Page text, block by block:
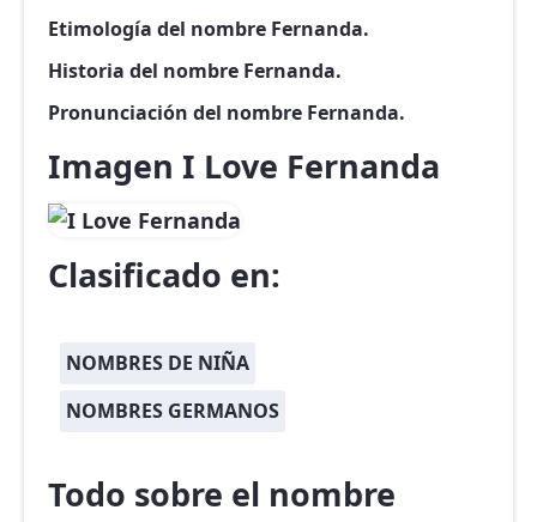
Etimología del nombre Fernanda.
Historia del nombre Fernanda.
Pronunciación del nombre Fernanda.
Imagen I Love Fernanda
Clasificado en:
NOMBRES DE NIÑA
NOMBRES GERMANOS
Todo sobre el nombre